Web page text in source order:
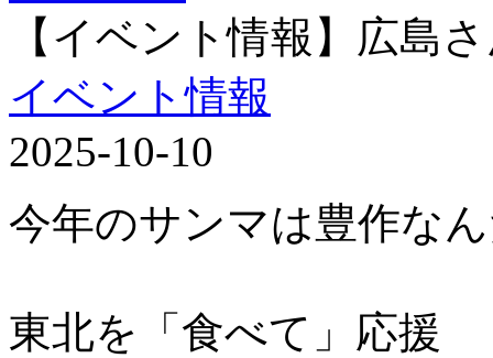
【イベント情報】広島
イベント情報
2025-10-10
今年のサンマは豊作な
東北を「食べて」応援